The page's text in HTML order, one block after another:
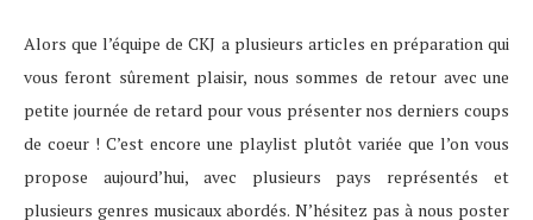
Alors que l’équipe de CKJ a plusieurs articles en préparation qui
vous feront sûrement plaisir, nous sommes de retour avec une
petite journée de retard pour vous présenter nos derniers coups
de coeur ! C’est encore une playlist plutôt variée que l’on vous
propose aujourd’hui, avec plusieurs pays représentés et
plusieurs genres musicaux abordés. N’hésitez pas à nous poster